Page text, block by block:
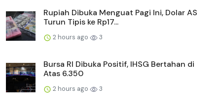
Rupiah Dibuka Menguat Pagi Ini, Dolar AS
Turun Tipis ke Rp17...
2 hours ago 3
Bursa RI Dibuka Positif, IHSG Bertahan di
Atas 6.350
2 hours ago 3